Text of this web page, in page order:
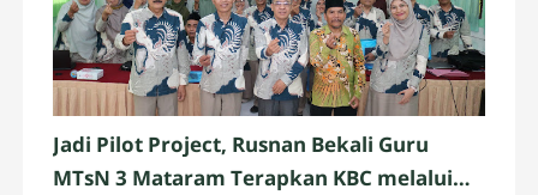
Jadi Pilot Project, Rusnan Bekali Guru
MTsN 3 Mataram Terapkan KBC melalui